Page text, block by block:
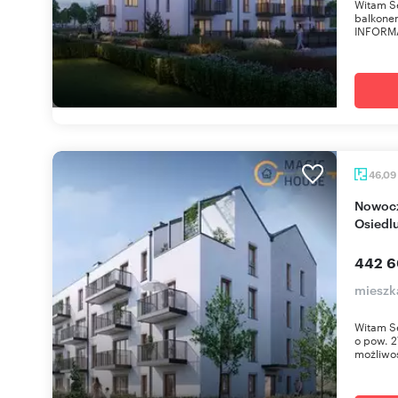
Witam
46,09
Nowoczesne 2 pok. z balkonem i ogrodem na
442
Witam
o pow.